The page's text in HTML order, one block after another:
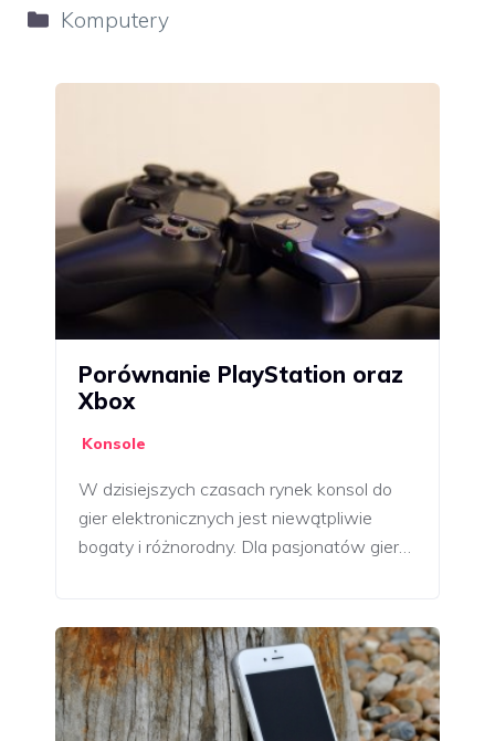
Kategorie
Komputery
Porównanie PlayStation oraz
Xbox
Konsole
W dzisiejszych czasach rynek konsol do
gier elektronicznych jest niewątpliwie
bogaty i różnorodny. Dla pasjonatów gier…